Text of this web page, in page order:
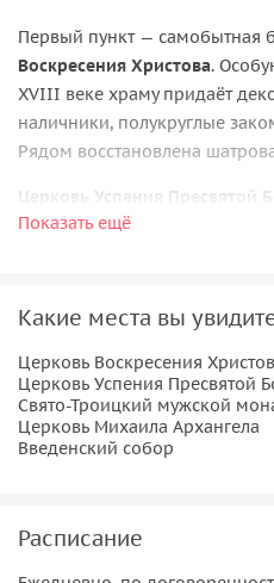
Первый пункт — самобытная
Воскресения Христова.
XVIII веке храму придаёт
наличники, полукруглые
Рядом восстановлена
Церковь Успения Пресвятой
на несколько лет позже
архитектуру Петропавловской
Одним из старейших мест
Свято-Троицкий мужской
прямому указу царя Ивана
того, за время прогулки вы
Важная информация:
Показать ещё
Какие места вы
Церковь Воскресения
Церковь Успения Пресвятой
Свято-Троицкий мужской
Церковь Михаила Архангела
Введенский собор
Расписание